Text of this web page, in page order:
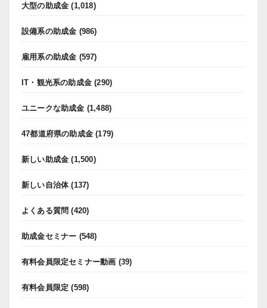
大型の助成金 (1,018)
設備系の助成金 (986)
雇用系の助成金 (597)
IT・観光系の助成金 (290)
ユニークな助成金 (1,488)
47都道府県の助成金 (179)
新しい助成金 (1,500)
新しい自治体(137)
よくある質問 (420)
助成金セミナー (548)
有料会員限定セミナー動画 (39)
有料会員限定 (598)